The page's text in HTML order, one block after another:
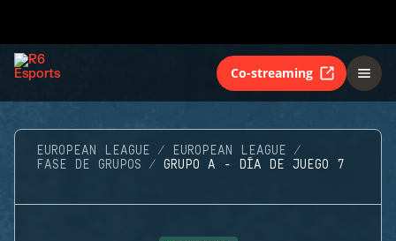
Co-streaming
EUROPEAN LEAGUE
EUROPEAN LEAGUE
FASE DE GRUPOS
GRUPO A - DÍA DE JUEGO 7